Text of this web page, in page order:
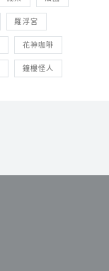
羅浮宮
花神咖啡
鐘樓怪人